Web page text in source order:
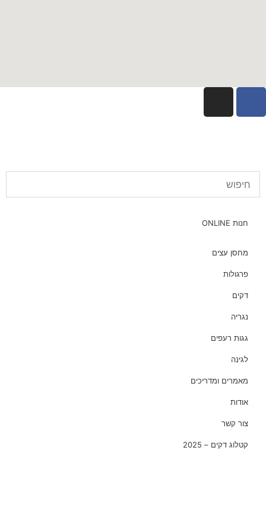
חנות ONLINE
מחסן עצים
פרגולות
דקים
נגריה
גגות רעפים
לגינה
מאמרים ומדריכים
אודות
צור קשר
קטלוג דקים – 2025